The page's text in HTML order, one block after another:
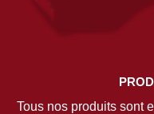
Tous nos produits sont